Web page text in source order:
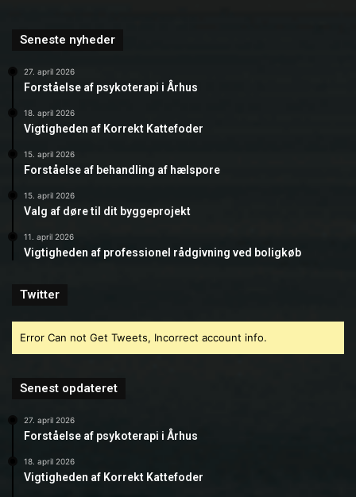
Seneste nyheder
27. april 2026
Forståelse af psykoterapi i Århus
18. april 2026
Vigtigheden af Korrekt Kattefoder
15. april 2026
Forståelse af behandling af hælspore
15. april 2026
Valg af døre til dit byggeprojekt
11. april 2026
Vigtigheden af professionel rådgivning ved boligkøb
Twitter
Error Can not Get Tweets, Incorrect account info.
Senest opdateret
27. april 2026
Forståelse af psykoterapi i Århus
18. april 2026
Vigtigheden af Korrekt Kattefoder